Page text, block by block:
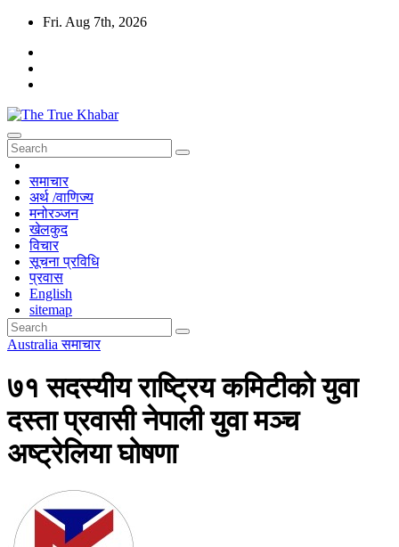
Skip
content
Fri. Aug 7th, 2026
The True Khabar
सत्य, निष्पक्ष र विश्वासिलो खबर True, Fair And Reliable News
समाचार
अर्थ /वाणिज्य
मनोरञ्जन
खेलकुद
विचार
सूचना प्रविधि
प्रवास
English
sitemap
Australiaसमाचार
७१ सदस्यीय राष्ट्रिय कमिटीको युवा
दस्ता प्रवासी नेपाली युवा मञ्च
अष्ट्रेलिया घोषणा